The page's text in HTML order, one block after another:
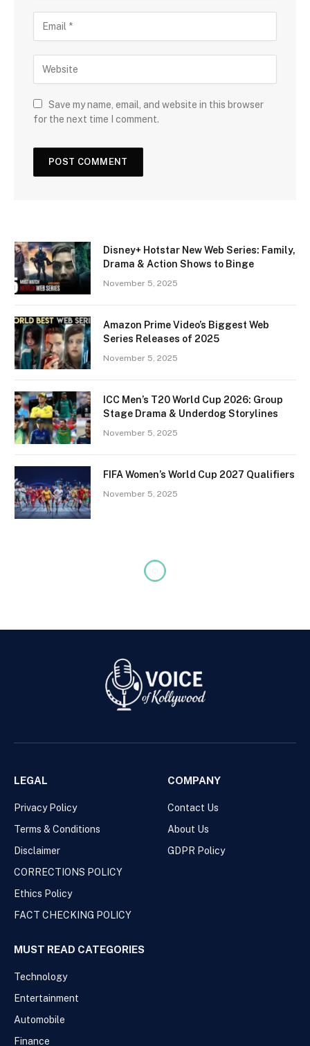
Save my name, email, and website in this browser
for the next time I comment.
Disney+ Hotstar New Web Series: Family,
Drama & Action Shows to Binge
November 5, 2025
Amazon Prime Video’s Biggest Web
Series Releases of 2025
November 5, 2025
ICC Men’s T20 World Cup 2026: Group
Stage Drama & Underdog Storylines
November 5, 2025
FIFA Women’s World Cup 2027 Qualifiers
November 5, 2025
LEGAL
Privacy Policy
Terms & Conditions
Disclaimer
CORRECTIONS POLICY
Ethics Policy
FACT CHECKING POLICY
COMPANY
Contact Us
About Us
GDPR Policy
MUST READ CATEGORIES
Technology
Entertainment
Automobile
Finance